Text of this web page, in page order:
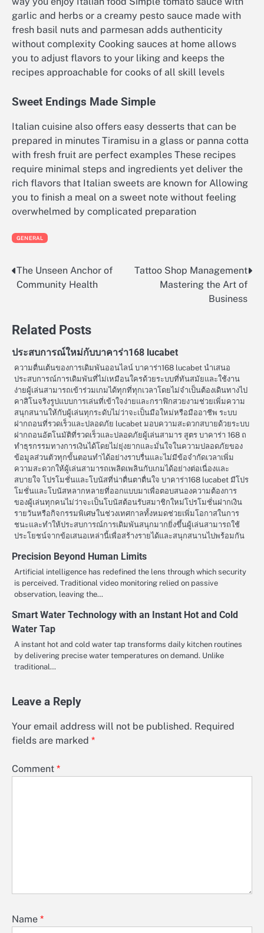
garlic and herbs or a creamy pesto sauce made with
fresh basil nuts and parmesan adds authenticity
without complexity Cooking sauces at home allows
you to adjust flavors to your liking and keeps the
recipes approachable for cooks of all skill levels
Sweet Endings Made Simple
Italian cuisine also offers easy desserts that can be
prepared in minutes Tiramisu in a glass or panna cotta
with fresh fruit are perfect examples These recipes
require minimal steps and ingredients yet deliver the
rich flavors that Italian sweets are known for Allowing
you to finish a meal on a sweet note without feeling
overwhelmed by complicated preparation
GENERAL
Post
navigation
The Unseen Anchor of
Community Health
Tattoo Shop Management
Mastering the Art of
Business
Related Posts
ประสบการณ์ใหม่กับบาคาร่า168 lucabet
ความตื่นเต้นของการเดิมพันออนไลน์ บาคาร่า168 lucabet นำเสนอ
ประสบการณ์การเดิมพันที่ไม่เหมือนใครด้วยระบบที่ทันสมัยและใช้งาน
ง่ายผู้เล่นสามารถเข้าร่วมเกมได้ทุกที่ทุกเวลาโดยไม่จำเป็นต้องเดินทางไป
คาสิโนจริงรูปแบบการเล่นที่เข้าใจง่ายและกราฟิกสวยงามช่วยเพิ่มความ
สนุกสนานให้กับผู้เล่นทุกระดับไม่ว่าจะเป็นมือใหม่หรือมืออาชีพ ระบบ
ฝากถอนที่รวดเร็วและปลอดภัย lucabet มอบความสะดวกสบายด้วยระบบ
ฝากถอนอัตโนมัติที่รวดเร็วและปลอดภัยผู้เล่นสามาร สูตร บาคาร่า 168 ถ
ทำธุรกรรมทางการเงินได้โดยไม่ยุ่งยากและมั่นใจในความปลอดภัยของ
ข้อมูลส่วนตัวทุกขั้นตอนทำได้อย่างราบรื่นและไม่มีข้อจำกัดเวลาเพิ่ม
ความสะดวกให้ผู้เล่นสามารถเพลิดเพลินกับเกมได้อย่างต่อเนื่องและ
สบายใจ โปรโมชั่นและโบนัสที่น่าตื่นตาตื่นใจ บาคาร่า168 lucabet มีโปร
โมชั่นและโบนัสหลากหลายที่ออกแบบมาเพื่อตอบสนองความต้องการ
ของผู้เล่นทุกคนไม่ว่าจะเป็นโบนัสต้อนรับสมาชิกใหม่โปรโมชั่นฝากเงิน
รายวันหรือกิจกรรมพิเศษในช่วงเทศกาลทั้งหมดช่วยเพิ่มโอกาสในการ
ชนะและทำให้ประสบการณ์การเดิมพันสนุกมากยิ่งขึ้นผู้เล่นสามารถใช้
ประโยชน์จากข้อเสนอเหล่านี้เพื่อสร้างรายได้และสนุกสนานไปพร้อมกัน
Precision Beyond Human Limits
Artificial intelligence has redefined the lens through which security
is perceived. Traditional video monitoring relied on passive
observation, leaving the…
Smart Water Technology with an Instant Hot and Cold
Water Tap
A instant hot and cold water tap transforms daily kitchen routines
by delivering precise water temperatures on demand. Unlike
traditional…
Leave a Reply
Your email address will not be published. Required
fields are marked *
Comment *
Name *